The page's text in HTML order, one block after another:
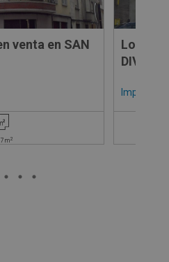
venta en SAN
m2
Local
DIVISA